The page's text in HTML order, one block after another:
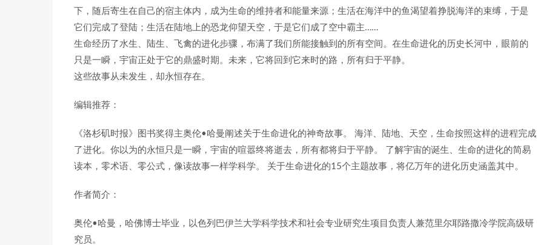
下，随后寄生在自己的宿主体内，成为生命的维持者和能量来源；生活在海洋中的鱼渴望着挣脱海洋的束缚，于是
它们完成了登陆；生活在陆地上的恐龙仰望天空，于是它们成了空中霸主……
生命经历了水生、陆生、飞禽的进化步骤，布满了我们所能接触到的所有空间。在生命进化的历史长河中，眼前的
只是一瞬，宇宙正处于它的鼎盛时期。未来，它将回到它来时的路，所有归于平静。
这些故事从未发生，却永恒存在。
编辑推荐：
《洛杉矶时报》图书奖得主奥伦•哈曼阐述关于生命进化的神奇故事。 海洋、陆地、天空，生命按照这样的进程完成
了进化。你以为的永恒只是一瞬，宇宙的喧嚣终将逝去，所有都将归于平静。 了解宇宙的诞生、生命的进化的简易
读本，零术语、零公式，像读故事一样学科学。 关于生命进化的15个主题故事，将亿万年的进化历史涵盖其中。
作者简介：
奥伦•哈曼，哈佛博士毕业，以色列巴伊兰大学科学技术和社会专业研究生项目负责人兼范里尔耶路撒冷学院高级研
究员。